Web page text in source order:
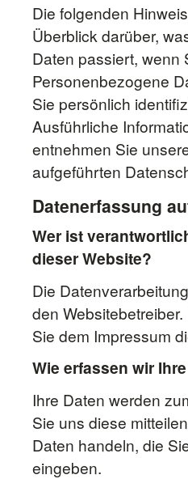
Die folgenden
Überblick darüber,
Daten passiert, wenn
Personenbezogene
Sie persönlich
Ausführliche
entnehmen Sie
aufgeführten
Datenerfassung
Wer ist
dieser Website?
Die
den
Sie dem Impressum
Wie erfassen wir
Ihre Daten werden
Sie uns diese
Daten handeln, die
eingeben.